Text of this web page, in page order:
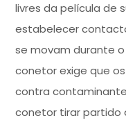
livres da película de
estabelecer
se movam durante
conetor exige que
contra
conetor tirar partido